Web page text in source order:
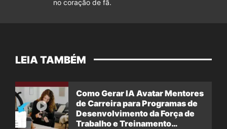
no coração de fã.
LEIA TAMBÉM
Como Gerar IA Avatar Mentores
de Carreira para Programas de
Desenvolvimento da Força de
Trabalho e Treinamento